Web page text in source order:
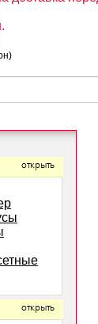
открыть
открыть